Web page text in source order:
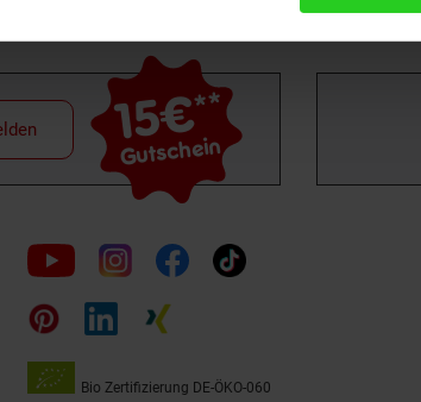
15€**
Gutschein
Folge
uns
auf
Bio Zertifizierung DE-ÖKO-060